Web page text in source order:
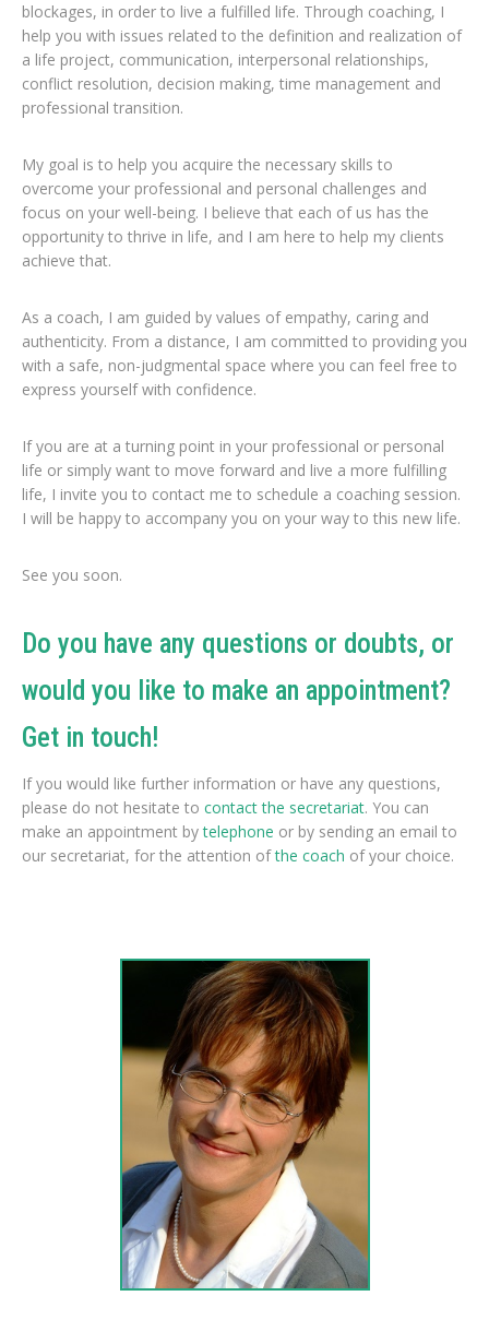
blockages, in order to live a fulfilled life. Through coaching, I
help you with issues related to the definition and realization of
a life project, communication, interpersonal relationships,
conflict resolution, decision making, time management and
professional transition.
My goal is to help you acquire the necessary skills to
overcome your professional and personal challenges and
focus on your well-being. I believe that each of us has the
opportunity to thrive in life, and I am here to help my clients
achieve that.
As a coach, I am guided by values of empathy, caring and
authenticity. From a distance, I am committed to providing you
with a safe, non-judgmental space where you can feel free to
express yourself with confidence.
If you are at a turning point in your professional or personal
life or simply want to move forward and live a more fulfilling
life, I invite you to contact me to schedule a coaching session.
I will be happy to accompany you on your way to this new life.
See you soon.
Do you have any questions or doubts, or
would you like to make an appointment?
Get in touch!
If you would like further information or have any questions,
please do not hesitate to contact the secretariat. You can
make an appointment bytelephone or by sending an email to
our secretariat, for the attention ofthe coach of your choice.